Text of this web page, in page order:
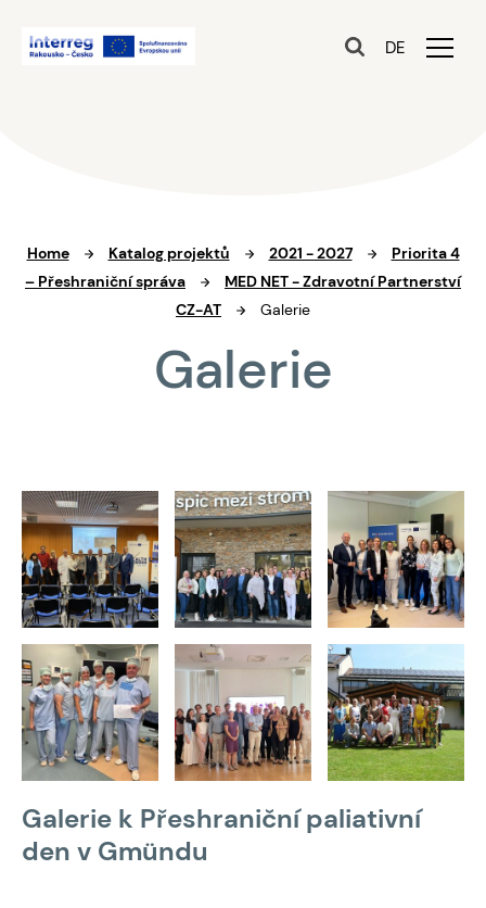
DE
Home Katalog projektů 2021 - 2027
Priorita 4
– Přeshraniční správa
MED NET - Zdravotní Partnerství
CZ-AT
Galerie
Galerie
Galerie k Přeshraniční paliativní
den v Gmündu